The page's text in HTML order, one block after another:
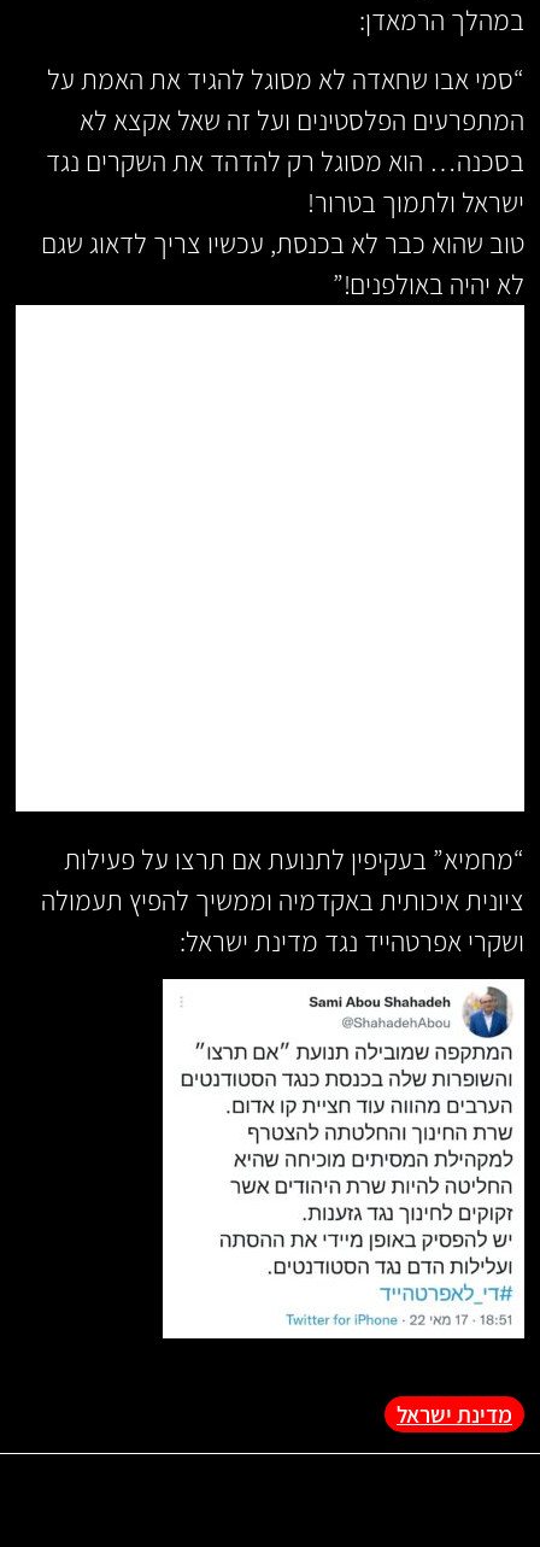
במהלך הרמאדן:
“סמי אבו שחאדה לא מסוגל להגיד את האמת על
המתפרעים הפלסטינים ועל זה שאל אקצא לא
בסכנה… הוא מסוגל רק להדהד את השקרים נגד
ישראל ולתמוך בטרור!
טוב שהוא כבר לא בכנסת, עכשיו צריך לדאוג שגם
לא יהיה באולפנים!”
“מחמיא” בעקיפין לתנועת אם תרצו על פעילות
ציונית איכותית באקדמיה וממשיך להפיץ תעמולה
ושקרי אפרטהייד נגד מדינת ישראל:
מדינת ישראל